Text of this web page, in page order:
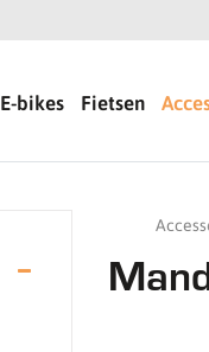
E-bikes Fietsen